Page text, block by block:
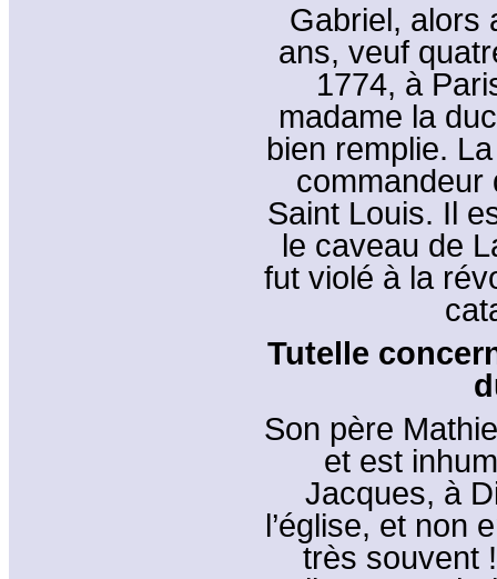
Gabriel, alors
ans, veuf
1774, à
madame la
bien remplie.
commandeur
Saint Louis. Il
le caveau de
fut violé à la
Tutelle
Son père
et est
Jacques, à
l’église, et non
très souvent